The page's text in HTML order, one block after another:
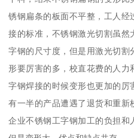
锈钢扁条的板面不平整，工人
接的标准，不锈钢激光切割虽
字钢的尺寸度，但是用激光切
形要厉害的多，校直花费的人
字钢焊接的时候变形也更加的厉
有一半的产品遭遇了退货和重新
企业不锈钢工字钢加工的负担和